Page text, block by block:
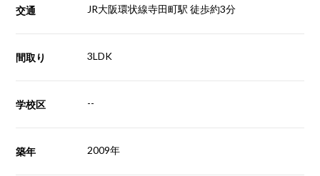
交通 JR大阪環状線寺田町駅 徒歩約3分
間取り 3LDK
学校区 --
築年 2009年